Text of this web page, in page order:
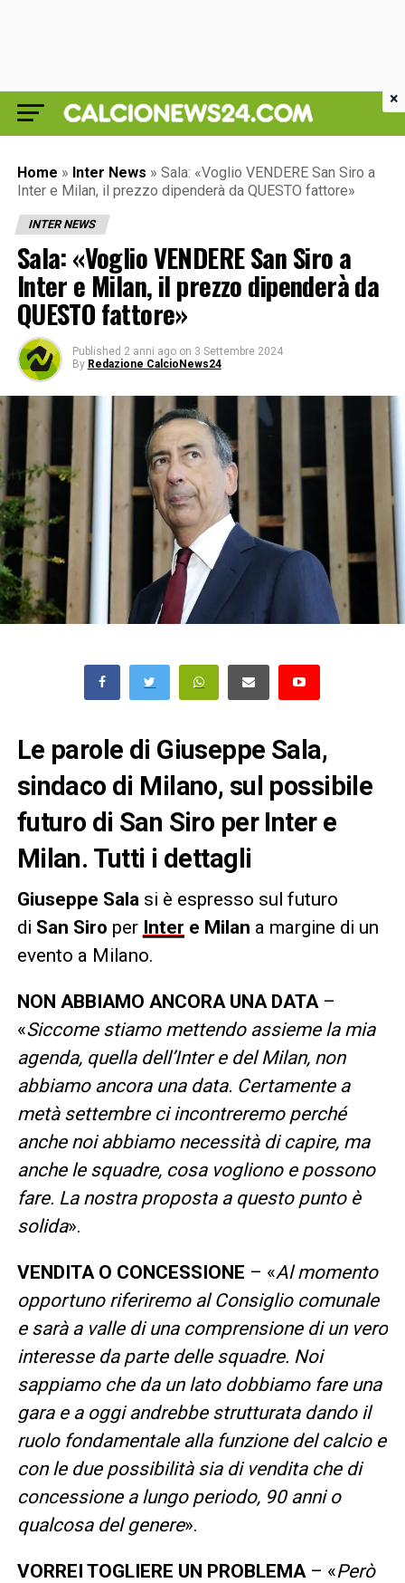
Home » Inter News » Sala: «Voglio VENDERE San Siro a
Inter e Milan, il prezzo dipenderà da QUESTO fattore»
INTER NEWS
Sala: «Voglio VENDERE San Siro a
Inter e Milan, il prezzo dipenderà da
QUESTO fattore»
Published 2 anni ago on 3 Settembre 2024
By Redazione CalcioNews24
Le parole di Giuseppe Sala,
sindaco di Milano, sul possibile
futuro di San Siro per Inter e
Milan. Tutti i dettagli
Giuseppe Sala si è espresso sul futuro
di San Siro per Inter e Milan a margine di un
evento a Milano.
NON ABBIAMO ANCORA UNA DATA–
«Siccome stiamo mettendo assieme la mia
agenda, quella dell’Inter e del Milan, non
abbiamo ancora una data. Certamente a
metà settembre ci incontreremo perché
anche noi abbiamo necessità di capire, ma
anche le squadre, cosa vogliono e possono
fare. La nostra proposta a questo punto è
solida».
VENDITA O CONCESSIONE – «Al momento
opportuno riferiremo al Consiglio comunale
e sarà a valle di una comprensione di un vero
interesse da parte delle squadre. Noi
sappiamo che da un lato dobbiamo fare una
gara e a oggi andrebbe strutturata dando il
ruolo fondamentale alla funzione del calcio e
con le due possibilità sia di vendita che di
concessione a lungo periodo, 90 anni o
qualcosa del genere».
VORREI TOGLIERE UN PROBLEMA– «Però
×